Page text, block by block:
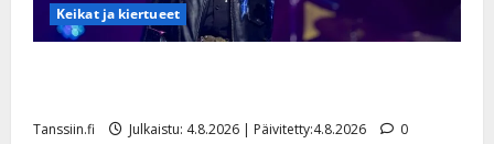
Keikat ja kiertueet
Tanssiin.fi Julkaistu: 4.8.2026 | Päivitetty:4.8.2026 0